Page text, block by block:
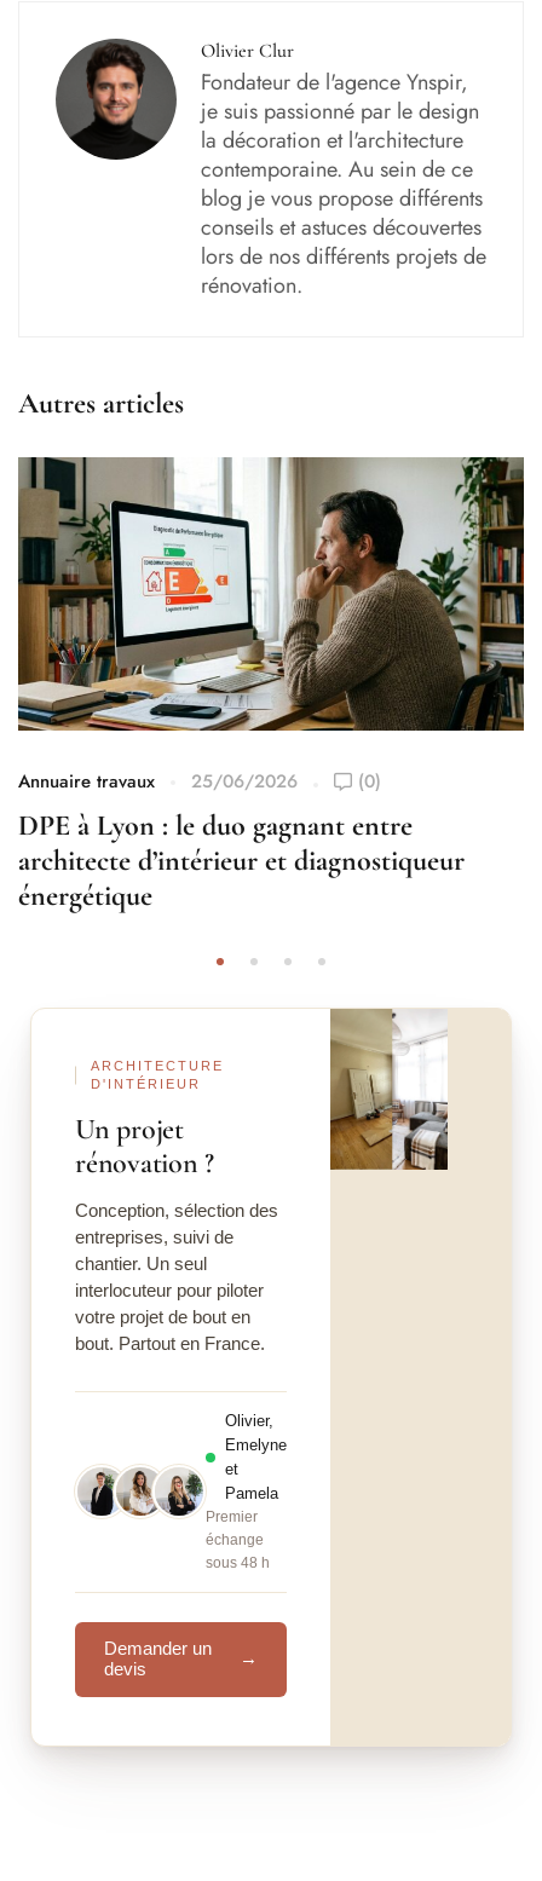
Olivier Clur
Fondateur de l'agence Ynspir,
je suis passionné par le design
la décoration et l'architecture
contemporaine. Au sein de ce
blog je vous propose différents
conseils et astuces découvertes
lors de nos différents projets de
rénovation.
Autres articles
Annuaire travaux 25/06/2026 (0)
DPE à Lyon : le duo gagnant entre
architecte d’intérieur et diagnostiqueur
énergétique
ARCHITECTURE
D'INTÉRIEUR
Un projet
rénovation ?
Conception, sélection des
entreprises, suivi de
chantier. Un seul
interlocuteur pour piloter
votre projet de bout en
bout. Partout en France.
Olivier,
Emelyne
et
Pamela
Premier
échange
sous 48 h
Demander un
devis
→
Après